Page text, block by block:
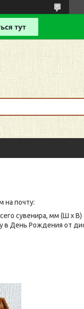
на почту:
сувенира, мм (Ш х В)
в День Рождения от